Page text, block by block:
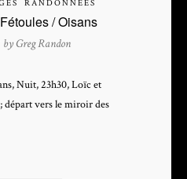
RANDONNÉES
/ Oisans
by Greg Randon
Nuit, 23h30, Loïc et
départ vers le miroir des